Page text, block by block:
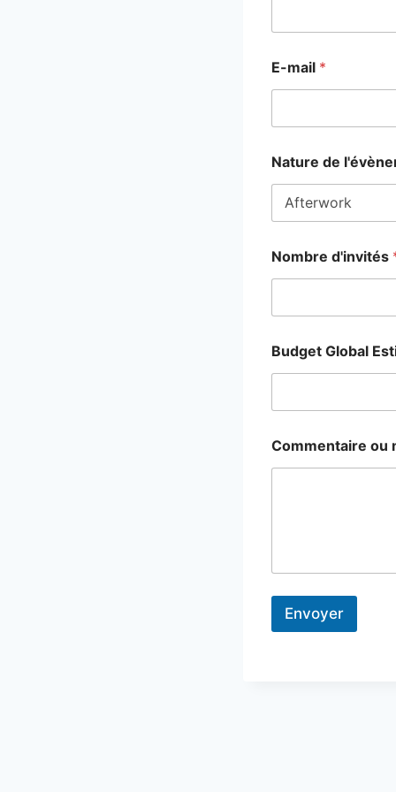
E-mail *
Nature de
Nombre d'invités
Budget Global
Commentaire ou
Envoyer